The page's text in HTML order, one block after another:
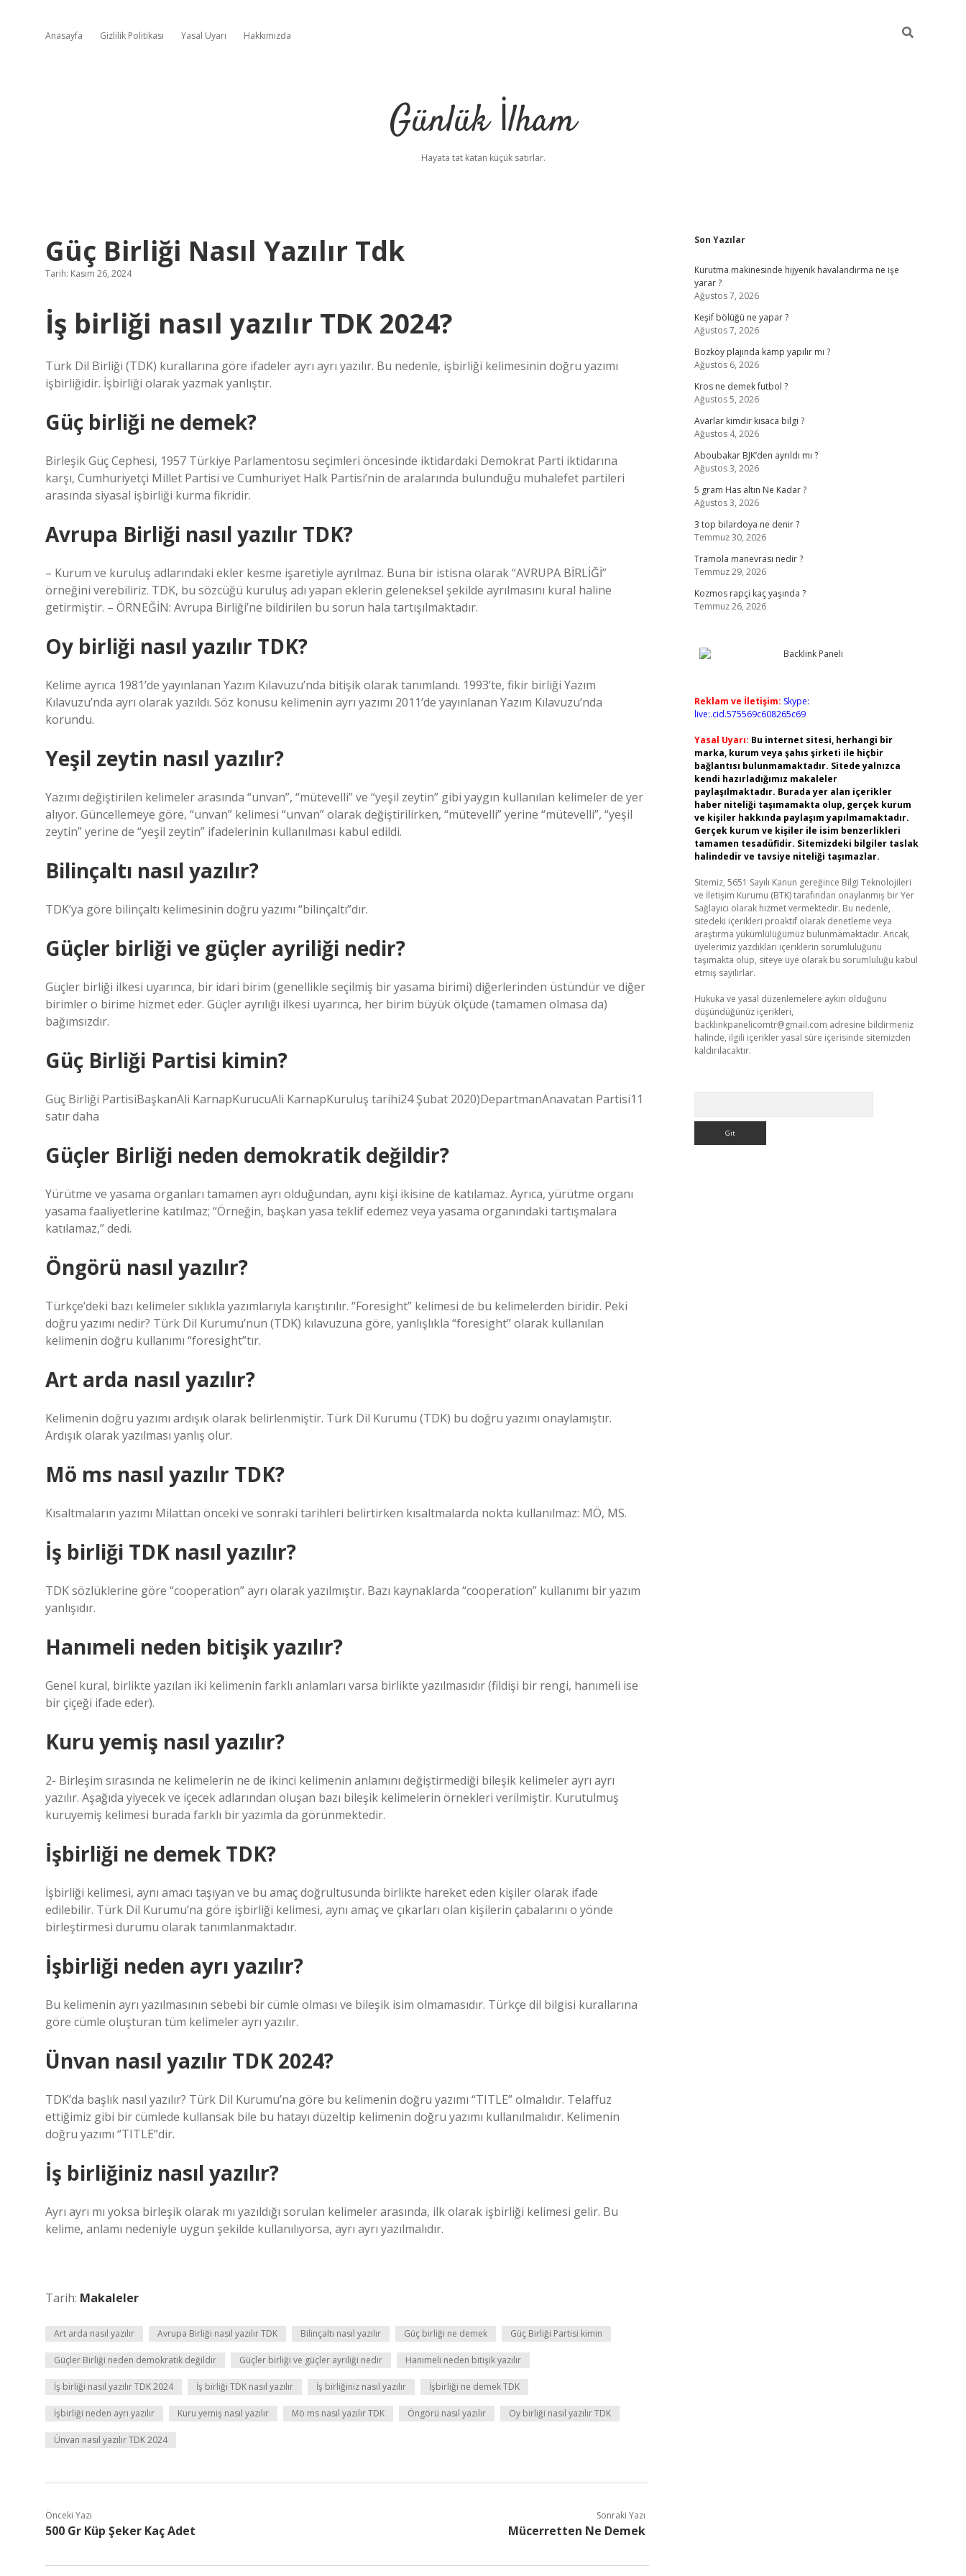
Anasayfa Gizlilik Politikası Yasal Uyarı Hakkımızda
Günlük İlham
Hayata tat katan küçük satırlar.
Güç Birliği Nasıl Yazılır Tdk
Tarih: Kasım 26, 2024
İş birliği nasıl yazılır TDK 2024?
Türk Dil Birliği (TDK) kurallarına göre ifadeler ayrı ayrı yazılır. Bu nedenle, işbirliği kelimesinin doğru yazımı
işbirliğidir. İşbirliği olarak yazmak yanlıştır.
Güç birliği ne demek?
Birleşik Güç Cephesi, 1957 Türkiye Parlamentosu seçimleri öncesinde iktidardaki Demokrat Parti iktidarına
karşı, Cumhuriyetçi Millet Partisi ve Cumhuriyet Halk Partisi’nin de aralarında bulunduğu muhalefet partileri
arasında siyasal işbirliği kurma fikridir.
Avrupa Birliği nasıl yazılır TDK?
– Kurum ve kuruluş adlarındaki ekler kesme işaretiyle ayrılmaz. Buna bir istisna olarak “AVRUPA BİRLİĞİ”
örneğini verebiliriz. TDK, bu sözcüğü kuruluş adı yapan eklerin geleneksel şekilde ayrılmasını kural haline
getirmiştir. – ÖRNEĞİN: Avrupa Birliği’ne bildirilen bu sorun hala tartışılmaktadır.
Oy birliği nasıl yazılır TDK?
Kelime ayrıca 1981’de yayınlanan Yazım Kılavuzu’nda bitişik olarak tanımlandı. 1993’te, fikir birliği Yazım
Kılavuzu’nda ayrı olarak yazıldı. Söz konusu kelimenin ayrı yazımı 2011’de yayınlanan Yazım Kılavuzu’nda
korundu.
Yeşil zeytin nasıl yazılır?
Yazımı değiştirilen kelimeler arasında “unvan”, “mütevelli” ve “yeşil zeytin” gibi yaygın kullanılan kelimeler de yer
alıyor. Güncellemeye göre, “unvan” kelimesi “unvan” olarak değiştirilirken, “mütevelli” yerine “mütevelli”, “yeşil
zeytin” yerine de “yeşil zeytin” ifadelerinin kullanılması kabul edildi.
Bilinçaltı nasıl yazılır?
TDK’ya göre bilinçaltı kelimesinin doğru yazımı “bilinçaltı”dır.
Güçler birliği ve güçler ayriliği nedir?
Güçler birliği ilkesi uyarınca, bir idari birim (genellikle seçilmiş bir yasama birimi) diğerlerinden üstündür ve diğer
birimler o birime hizmet eder. Güçler ayrılığı ilkesi uyarınca, her birim büyük ölçüde (tamamen olmasa da)
bağımsızdır.
Güç Birliği Partisi kimin?
Güç Birliği PartisiBaşkanAli KarnapKurucuAli KarnapKuruluş tarihi24 Şubat 2020)DepartmanAnavatan Partisi11
satır daha
Güçler Birliği neden demokratik değildir?
Yürütme ve yasama organları tamamen ayrı olduğundan, aynı kişi ikisine de katılamaz. Ayrıca, yürütme organı
yasama faaliyetlerine katılmaz; “Örneğin, başkan yasa teklif edemez veya yasama organındaki tartışmalara
katılamaz,” dedi.
Öngörü nasıl yazılır?
Türkçe’deki bazı kelimeler sıklıkla yazımlarıyla karıştırılır. “Foresight” kelimesi de bu kelimelerden biridir. Peki
doğru yazımı nedir? Türk Dil Kurumu’nun (TDK) kılavuzuna göre, yanlışlıkla “foresight” olarak kullanılan
kelimenin doğru kullanımı “foresight”tır.
Art arda nasıl yazılır?
Kelimenin doğru yazımı ardışık olarak belirlenmiştir. Türk Dil Kurumu (TDK) bu doğru yazımı onaylamıştır.
Ardışık olarak yazılması yanlış olur.
Mö ms nasıl yazılır TDK?
Kısaltmaların yazımı Milattan önceki ve sonraki tarihleri ​​belirtirken kısaltmalarda nokta kullanılmaz: MÖ, MS.
İş birliği TDK nasıl yazılır?
TDK sözlüklerine göre “cooperation” ayrı olarak yazılmıştır. Bazı kaynaklarda “cooperation” kullanımı bir yazım
yanlışıdır.
Hanımeli neden bitişik yazılır?
Genel kural, birlikte yazılan iki kelimenin farklı anlamları varsa birlikte yazılmasıdır (fildişi bir rengi, hanımeli ise
bir çiçeği ifade eder).
Kuru yemiş nasıl yazılır?
2- Birleşim sırasında ne kelimelerin ne de ikinci kelimenin anlamını değiştirmediği bileşik kelimeler ayrı ayrı
yazılır. Aşağıda yiyecek ve içecek adlarından oluşan bazı bileşik kelimelerin örnekleri verilmiştir. Kurutulmuş
kuruyemiş kelimesi burada farklı bir yazımla da görünmektedir.
İşbirliği ne demek TDK?
İşbirliği kelimesi, aynı amacı taşıyan ve bu amaç doğrultusunda birlikte hareket eden kişiler olarak ifade
edilebilir. Türk Dil Kurumu’na göre işbirliği kelimesi, aynı amaç ve çıkarları olan kişilerin çabalarını o yönde
birleştirmesi durumu olarak tanımlanmaktadır.
İşbirliği neden ayrı yazılır?
Bu kelimenin ayrı yazılmasının sebebi bir cümle olması ve bileşik isim olmamasıdır. Türkçe dil bilgisi kurallarına
göre cümle oluşturan tüm kelimeler ayrı yazılır.
Ünvan nasıl yazılır TDK 2024?
TDK’da başlık nasıl yazılır? Türk Dil Kurumu’na göre bu kelimenin doğru yazımı “TITLE” olmalıdır. Telaffuz
ettiğimiz gibi bir cümlede kullansak bile bu hatayı düzeltip kelimenin doğru yazımı kullanılmalıdır. Kelimenin
doğru yazımı “TITLE”dir.
İş birliğiniz nasıl yazılır?
Ayrı ayrı mı yoksa birleşik olarak mı yazıldığı sorulan kelimeler arasında, ilk olarak işbirliği kelimesi gelir. Bu
kelime, anlamı nedeniyle uygun şekilde kullanılıyorsa, ayrı ayrı yazılmalıdır.
Tarih: Makaleler
Art arda nasıl yazılır Avrupa Birliği nasıl yazılır TDK Bilinçaltı nasıl yazılır Güç birliği ne demek Güç Birliği Partisi kimin
Güçler Birliği neden demokratik değildir Güçler birliği ve güçler ayriliği nedir Hanımeli neden bitişik yazılır
İş birliği nasıl yazılır TDK 2024 İş birliği TDK nasıl yazılır İş birliğiniz nasıl yazılır İşbirliği ne demek TDK
İşbirliği neden ayrı yazılır Kuru yemiş nasıl yazılır Mö ms nasıl yazılır TDK Öngörü nasıl yazılır Oy birliği nasıl yazılır TDK
Ünvan nasıl yazılır TDK 2024
Önceki Yazı
500 Gr Küp Şeker Kaç Adet
Sonraki Yazı
Mücerretten Ne Demek
Sidebar
Son Yazılar
Kurutma makinesinde hijyenik havalandırma ne işe
yarar ?
Ağustos 7, 2026
Keşif bölüğü ne yapar ?
Ağustos 7, 2026
Bozköy plajında kamp yapılır mı ?
Ağustos 6, 2026
Kros ne demek futbol ?
Ağustos 5, 2026
Avarlar kimdir kısaca bilgi ?
Ağustos 4, 2026
Aboubakar BJK’den ayrıldı mı ?
Ağustos 3, 2026
5 gram Has altın Ne Kadar ?
Ağustos 3, 2026
3 top bilardoya ne denir ?
Temmuz 30, 2026
Tramola manevrası nedir ?
Temmuz 29, 2026
Kozmos rapçi kaç yaşında ?
Temmuz 26, 2026
Reklam ve İletişim: Skype:
live:.cid.575569c608265c69
Yasal Uyarı: Bu internet sitesi, herhangi bir
marka, kurum veya şahıs şirketi ile hiçbir
bağlantısı bulunmamaktadır. Sitede yalnızca
kendi hazırladığımız makaleler
paylaşılmaktadır. Burada yer alan içerikler
haber niteliği taşımamakta olup, gerçek kurum
ve kişiler hakkında paylaşım yapılmamaktadır.
Gerçek kurum ve kişiler ile isim benzerlikleri
tamamen tesadüfidir. Sitemizdeki bilgiler taslak
halindedir ve tavsiye niteliği taşımazlar.
Sitemiz, 5651 Sayılı Kanun gereğince Bilgi Teknolojileri
ve İletişim Kurumu (BTK) tarafından onaylanmış bir Yer
Sağlayıcı olarak hizmet vermektedir. Bu nedenle,
sitedeki içerikleri proaktif olarak denetleme veya
araştırma yükümlülüğümüz bulunmamaktadır. Ancak,
üyelerimiz yazdıkları içeriklerin sorumluluğunu
taşımakta olup, siteye üye olarak bu sorumluluğu kabul
etmiş sayılırlar.
Hukuka ve yasal düzenlemelere aykırı olduğunu
düşündüğünüz içerikleri,
backlinkpanelicomtr@gmail.com adresine bildirmeniz
halinde, ilgili içerikler yasal süre içerisinde sitemizden
kaldırılacaktır.